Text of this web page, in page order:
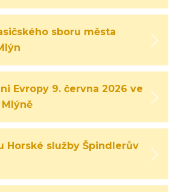
sboru města
Evropy 9. června 2026 ve
Horské služby Špindlerův